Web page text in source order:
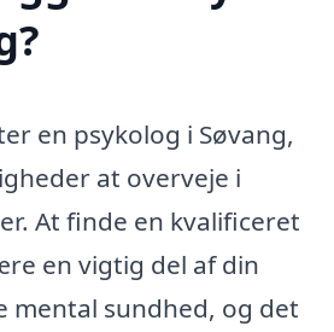
en psykolog i Søvang,
at overveje i
At finde en kvalificeret
en vigtig del af din
mental sundhed, og det